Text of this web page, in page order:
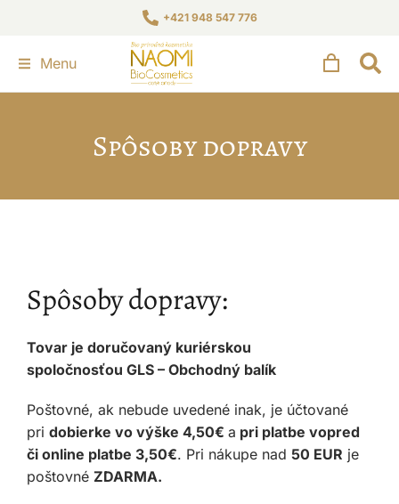
+421 948 547 776
Menu
Spôsoby dopravy
Spôsoby dopravy:
Tovar je doručovaný kuriérskou
spoločnosťou GLS – Obchodný balík
Poštovné, ak nebude uvedené inak, je účtované
pri dobierke vo výške 4,50€ a pri platbe vopred
či online platbe 3,50€. Pri nákupe nad 50 EUR je
poštovné ZDARMA.